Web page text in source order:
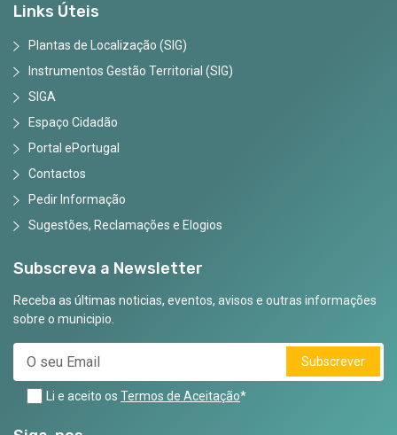
Links Úteis
Plantas de Localização (SIG)
Instrumentos Gestão Territorial (SIG)
SIGA
Espaço Cidadão
Portal ePortugal
Contactos
Pedir Informação
Sugestões, Reclamações e Elogios
Subscreva a Newsletter
Receba as últimas noticias, eventos, avisos e outras informações
sobre o municipio.
Subscrever
Li e aceito os Termos de Aceitação*